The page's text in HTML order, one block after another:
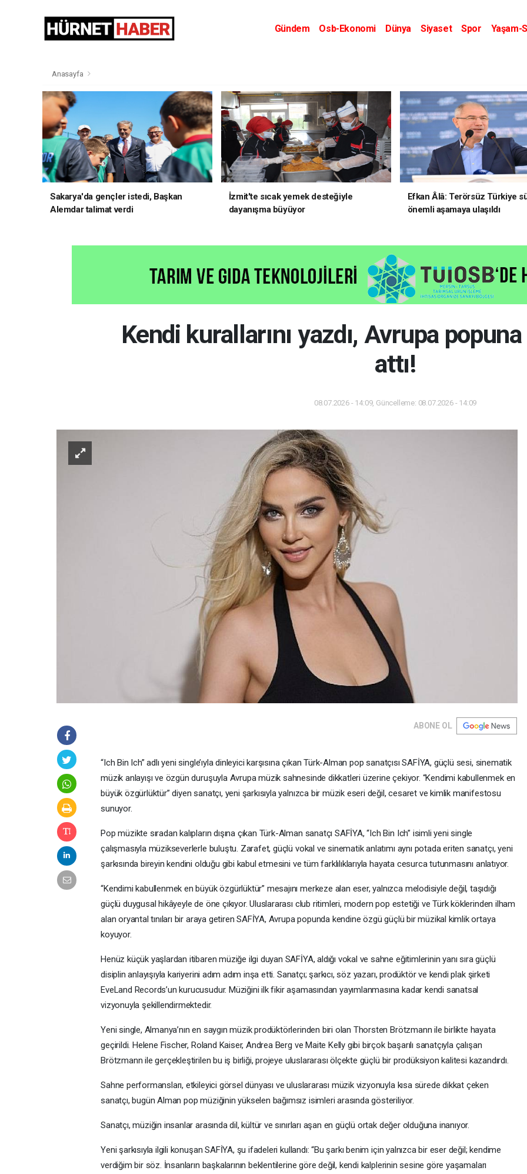
Gündem Osb-Ekonomi Dünya Siyaset Spor
Yaşam-
Anasayfa
Sakarya'da gençler istedi, Başkan
Alemdar talimat verdi
İzmit'te sıcak yemek desteğiyle
dayanışma büyüyor
Efkan Âlâ: Terörsüz Türkiye
önemli aşamaya ulaşıldı
Kendi kurallarını yazdı, Avrupa
attı!
08.07.2026 - 14:09, Güncelleme: 08.07.2026 - 14:09
ABONE OL
“Ich Bin Ich” adlı yeni single’ıyla dinleyici karşısına çıkan Türk-Alman pop sanatçısı SAFİYA, güçlü sesi, sinematik
müzik anlayışı ve özgün duruşuyla Avrupa müzik sahnesinde dikkatleri üzerine çekiyor. “Kendimi kabullenmek en
büyük özgürlüktür” diyen sanatçı, yeni şarkısıyla yalnızca bir müzik eseri değil, cesaret ve kimlik manifestosu
sunuyor.
Pop müzikte sıradan kalıpların dışına çıkan Türk-Alman sanatçı SAFİYA, “Ich Bin Ich” isimli yeni single
çalışmasıyla müzikseverlerle buluştu. Zarafet, güçlü vokal ve sinematik anlatımı aynı potada eriten sanatçı, yeni
şarkısında bireyin kendini olduğu gibi kabul etmesini ve tüm farklılıklarıyla hayata cesurca tutunmasını anlatıyor.
“Kendimi kabullenmek en büyük özgürlüktür” mesajını merkeze alan eser, yalnızca melodisiyle değil, taşıdığı
güçlü duygusal hikâyeyle de öne çıkıyor. Uluslararası club ritimleri, modern pop estetiği ve Türk köklerinden ilham
alan oryantal tınıları bir araya getiren SAFİYA, Avrupa popunda kendine özgü güçlü bir müzikal kimlik ortaya
koyuyor.
Henüz küçük yaşlardan itibaren müziğe ilgi duyan SAFİYA, aldığı vokal ve sahne eğitimlerinin yanı sıra güçlü
disiplin anlayışıyla kariyerini adım adım inşa etti. Sanatçı; şarkıcı, söz yazarı, prodüktör ve kendi plak şirketi
EveLand Records’un kurucusudur. Müziğini ilk fikir aşamasından yayımlanmasına kadar kendi sanatsal
vizyonuyla şekillendirmektedir.
Yeni single, Almanya’nın en saygın müzik prodüktörlerinden biri olan Thorsten Brötzmann ile birlikte hayata
geçirildi. Helene Fischer, Roland Kaiser, Andrea Berg ve Maite Kelly gibi birçok başarılı sanatçıyla çalışan
Brötzmann ile gerçekleştirilen bu iş birliği, projeye uluslararası ölçekte güçlü bir prodüksiyon kalitesi kazandırdı.
Sahne performansları, etkileyici görsel dünyası ve uluslararası müzik vizyonuyla kısa sürede dikkat çeken
sanatçı, bugün Alman pop müziğinin yükselen bağımsız isimleri arasında gösteriliyor.
Sanatçı, müziğin insanlar arasında dil, kültür ve sınırları aşan en güçlü ortak değer olduğuna inanıyor.
Yeni şarkısıyla ilgili konuşan SAFİYA, şu ifadeleri kullandı: “Bu şarkı benim için yalnızca bir eser değil; kendime
verdiğim bir söz. İnsanların başkalarının beklentilerine göre değil, kendi kalplerinin sesine göre yaşamaları